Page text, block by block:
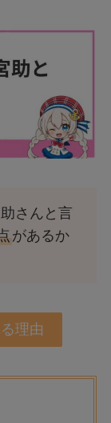
さんと言
があるか
理由